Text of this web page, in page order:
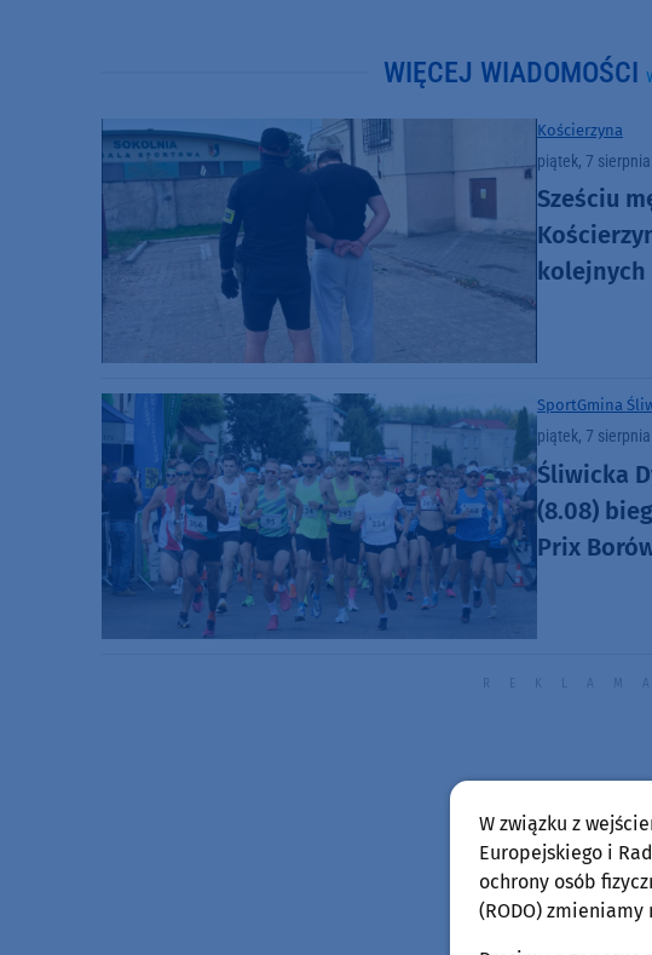
WIĘCEJ WIADOMOŚCI
Kościerzyna
piątek, 7
Sześciu
kolejnych
SportGmina
piątek, 7
Śliwicka
(8.08)
Prix
W związku z
Europejskiego i
ochrony osób
(RODO)